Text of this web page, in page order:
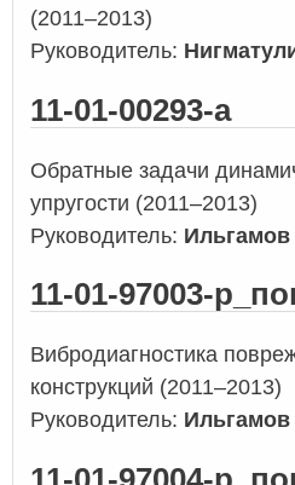
(2011–2013)
Руководитель:
11-01-00293-а
Обратные задачи
упругости (2011–2013)
Руководитель:
11-01-97003-
Вибродиагностика
конструкций (2011–2013)
Руководитель: